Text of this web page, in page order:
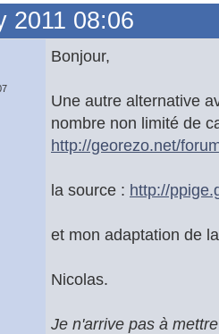
2011 08:06
Bonjour,
Une autre alternative
nombre non limité de
http://georezo.net/
la source : http://
et mon adaptation de
Nicolas.
Je n'arrive pas à